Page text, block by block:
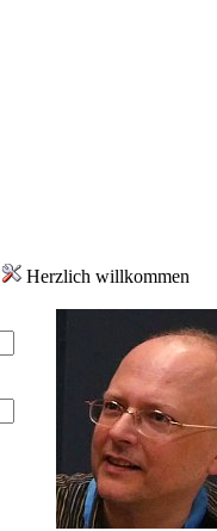
Herzlich willkommen